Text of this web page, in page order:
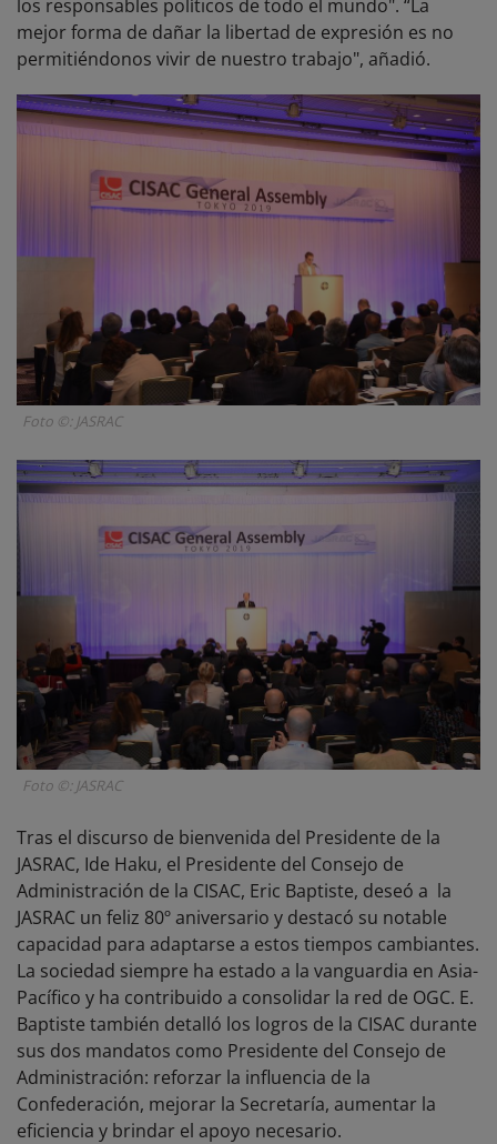
los responsables políticos de todo el mundo". “La
mejor forma de dañar la libertad de expresión es no
permitiéndonos vivir de nuestro trabajo", añadió.
Foto ©: JASRAC
Foto ©: JASRAC
Tras el discurso de bienvenida del Presidente de la
JASRAC, Ide Haku, el Presidente del Consejo de
Administración de la CISAC, Eric Baptiste, deseó a la
JASRAC un feliz 80º aniversario y destacó su notable
capacidad para adaptarse a estos tiempos cambiantes.
La sociedad siempre ha estado a la vanguardia en Asia-
Pacífico y ha contribuido a consolidar la red de OGC. E.
Baptiste también detalló los logros de la CISAC durante
sus dos mandatos como Presidente del Consejo de
Administración: reforzar la influencia de la
Confederación, mejorar la Secretaría, aumentar la
eficiencia y brindar el apoyo necesario.